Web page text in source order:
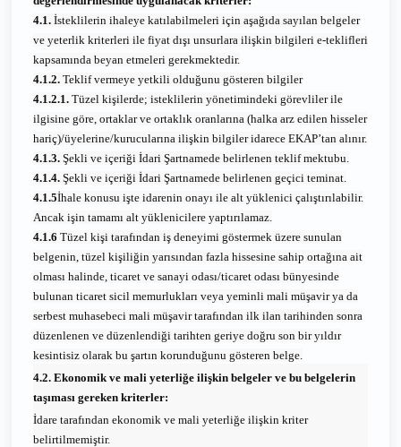
4.1. İsteklilerin ihaleye katılabilmeleri için aşağıda sayılan belgeler
ve yeterlik kriterleri ile fiyat dışı unsurlara ilişkin bilgileri e-teklifleri
kapsamında beyan etmeleri gerekmektedir.
4.1.2. Teklif vermeye yetkili olduğunu gösteren bilgiler
4.1.2.1. Tüzel kişilerde; isteklilerin yönetimindeki görevliler ile
ilgisine göre, ortaklar ve ortaklık oranlarına (halka arz edilen hisseler
hariç)/üyelerine/kurucularına ilişkin bilgiler idarece EKAP’tan alınır.
4.1.3. Şekli ve içeriği İdari Şartnamede belirlenen teklif mektubu.
4.1.4. Şekli ve içeriği İdari Şartnamede belirlenen geçici teminat.
4.1.5İhale konusu işte idarenin onayı ile alt yüklenici çalıştırılabilir.
Ancak işin tamamı alt yüklenicilere yaptırılamaz.
4.1.6 Tüzel kişi tarafından iş deneyimi göstermek üzere sunulan
belgenin, tüzel kişiliğin yarısından fazla hissesine sahip ortağına ait
olması halinde, ticaret ve sanayi odası/ticaret odası bünyesinde
bulunan ticaret sicil memurlukları veya yeminli mali müşavir ya da
serbest muhasebeci mali müşavir tarafından ilk ilan tarihinden sonra
düzenlenen ve düzenlendiği tarihten geriye doğru son bir yıldır
kesintisiz olarak bu şartın korunduğunu gösteren belge.
4.2. Ekonomik ve mali yeterliğe ilişkin belgeler ve bu belgelerin
taşıması gereken kriterler:
İdare tarafından ekonomik ve mali yeterliğe ilişkin kriter
belirtilmemiştir.